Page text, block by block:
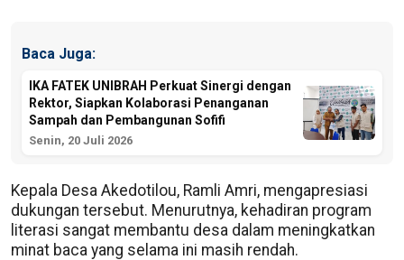
Baca Juga:
IKA FATEK UNIBRAH Perkuat Sinergi dengan
Rektor, Siapkan Kolaborasi Penanganan
Sampah dan Pembangunan Sofifi
Senin, 20 Juli 2026
Kepala Desa Akedotilou, Ramli Amri, mengapresiasi
dukungan tersebut. Menurutnya, kehadiran program
literasi sangat membantu desa dalam meningkatkan
minat baca yang selama ini masih rendah.